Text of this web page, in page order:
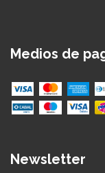
Medios de
Newsletter